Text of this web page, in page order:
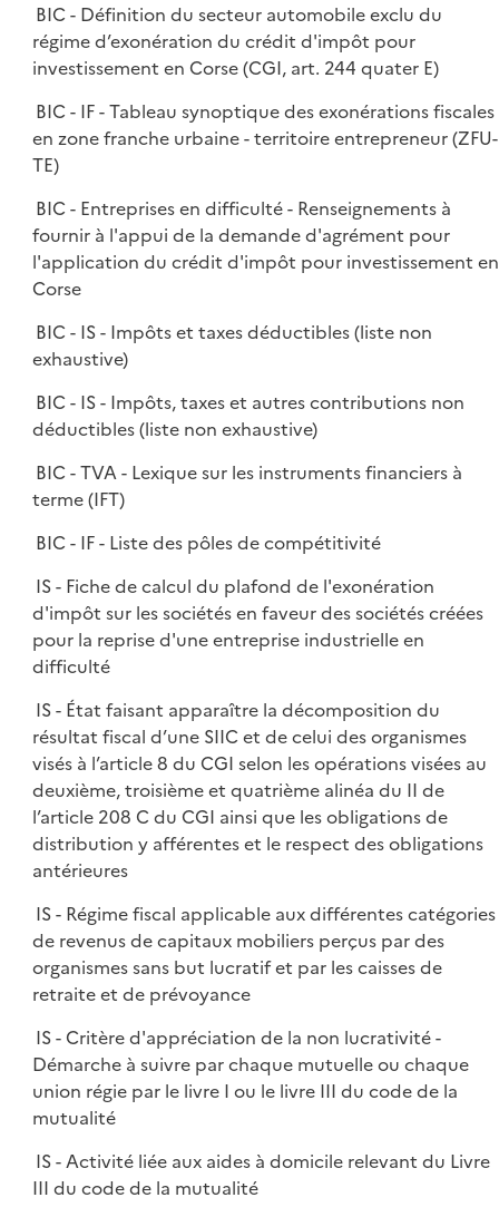
BIC - Définition du secteur automobile exclu du
régime d’exonération du crédit d'impôt pour
investissement en Corse (CGI, art. 244 quater E)
BIC - IF - Tableau synoptique des exonérations fiscales
en zone franche urbaine - territoire entrepreneur (ZFU-
TE)
BIC - Entreprises en difficulté - Renseignements à
fournir à l'appui de la demande d'agrément pour
l'application du crédit d'impôt pour investissement en
Corse
BIC - IS - Impôts et taxes déductibles (liste non
exhaustive)
BIC - IS - Impôts, taxes et autres contributions non
déductibles (liste non exhaustive)
BIC - TVA - Lexique sur les instruments financiers à
terme (IFT)
BIC - IF - Liste des pôles de compétitivité
IS - Fiche de calcul du plafond de l'exonération
d'impôt sur les sociétés en faveur des sociétés créées
pour la reprise d'une entreprise industrielle en
difficulté
IS - État faisant apparaître la décomposition du
résultat fiscal d’une SIIC et de celui des organismes
visés à l’article 8 du CGI selon les opérations visées au
deuxième, troisième et quatrième alinéa du II de
l’article 208 C du CGI ainsi que les obligations de
distribution y afférentes et le respect des obligations
antérieures
IS - Régime fiscal applicable aux différentes catégories
de revenus de capitaux mobiliers perçus par des
organismes sans but lucratif et par les caisses de
retraite et de prévoyance
IS - Critère d'appréciation de la non lucrativité -
Démarche à suivre par chaque mutuelle ou chaque
union régie par le livre I ou le livre III du code de la
mutualité
IS - Activité liée aux aides à domicile relevant du Livre
III du code de la mutualité